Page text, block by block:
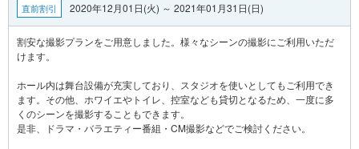
直前割引 2020年12月01日(火) ～ 2021年01月31日(日)
割安な撮影プランをご用意しました。様々なシーンの撮影にご利用いただ
けます。
ホール内は舞台設備が充実しており、スタジオを使いとしてもご利用でき
ます。その他、ホワイエやトイレ、控室なども貸切となるため、一度に多
くのシーンを撮影することもできます。
是非、ドラマ・バラエティー番組・CM撮影などでご検討ください。